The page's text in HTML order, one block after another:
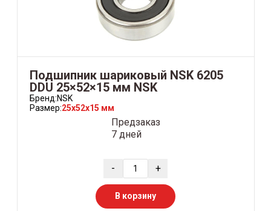
Подшипник шариковый NSK 6205
DDU 25×52×15 мм NSK
Бренд:NSK
Размер:25x52x15 мм
Предзаказ
7 дней
- +
В корзину